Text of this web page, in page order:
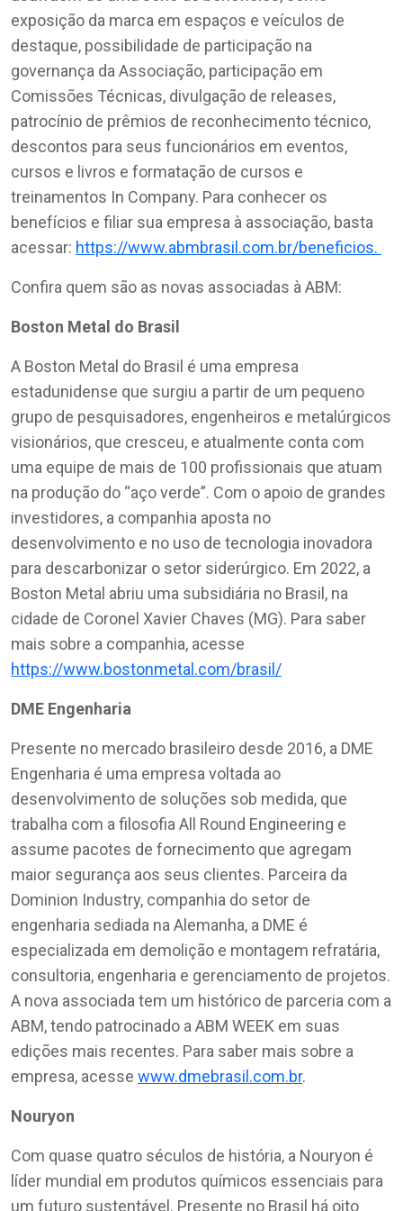
exposição da marca em espaços e veículos de
destaque, possibilidade de participação na
governança da Associação, participação em
Comissões Técnicas, divulgação de releases,
patrocínio de prêmios de reconhecimento técnico,
descontos para seus funcionários em eventos,
cursos e livros e formatação de cursos e
treinamentos In Company. Para conhecer os
benefícios e filiar sua empresa à associação, basta
acessar: https://www.abmbrasil.com.br/beneficios.
Confira quem são as novas associadas à ABM:
Boston Metal do Brasil
A Boston Metal do Brasil é uma empresa
estadunidense que surgiu a partir de um pequeno
grupo de pesquisadores, engenheiros e metalúrgicos
visionários, que cresceu, e atualmente conta com
uma equipe de mais de 100 profissionais que atuam
na produção do “aço verde”. Com o apoio de grandes
investidores, a companhia aposta no
desenvolvimento e no uso de tecnologia inovadora
para descarbonizar o setor siderúrgico. Em 2022, a
Boston Metal abriu uma subsidiária no Brasil, na
cidade de Coronel Xavier Chaves (MG). Para saber
mais sobre a companhia, acesse
https://www.bostonmetal.com/brasil/
DME Engenharia
Presente no mercado brasileiro desde 2016, a DME
Engenharia é uma empresa voltada ao
desenvolvimento de soluções sob medida, que
trabalha com a filosofia All Round Engineering e
assume pacotes de fornecimento que agregam
maior segurança aos seus clientes. Parceira da
Dominion Industry, companhia do setor de
engenharia sediada na Alemanha, a DME é
especializada em demolição e montagem refratária,
consultoria, engenharia e gerenciamento de projetos.
A nova associada tem um histórico de parceria com a
ABM, tendo patrocinado a ABM WEEK em suas
edições mais recentes. Para saber mais sobre a
empresa, acesse www.dmebrasil.com.br.
Nouryon
Com quase quatro séculos de história, a Nouryon é
líder mundial em produtos químicos essenciais para
um futuro sustentável. Presente no Brasil há oito